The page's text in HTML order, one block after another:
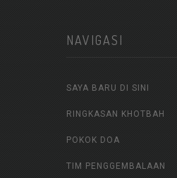
NAVIGASI
SAYA BARU DI SINI
RINGKASAN KHOTBAH
POKOK DOA
TIM PENGGEMBALAAN